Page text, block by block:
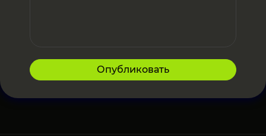
Опубликовать